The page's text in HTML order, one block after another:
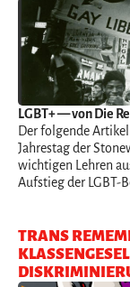
LGBT+— von Die
Der folgende Artikel
Jahrestag der
wichtigen Lehren
Aufstieg der LGBT-
TRANS